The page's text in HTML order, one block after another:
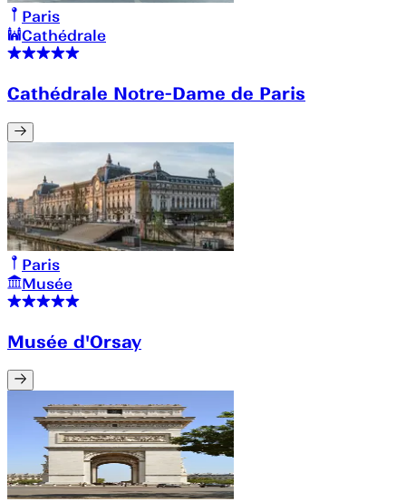
Paris
Cathédrale
Cathédrale Notre-Dame de Paris
Paris
Musée
Musée d'Orsay